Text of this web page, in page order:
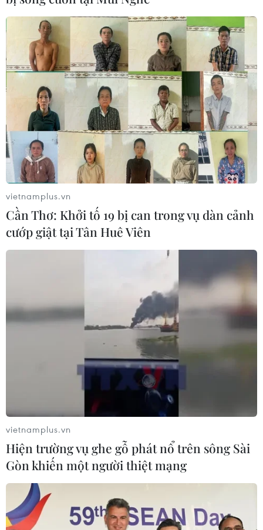
TIN CÙNG CHUYÊN MỤC
EU triển khai mạng vệ tinh riêng,
củng cố chủ quyền số
08/08/2026 04:15
vietnamplus.vn
Cần Thơ: Khởi tố 19 bị can trong vụ dàn cảnh
cướp giật tại Tân Huê Viên
vietnamplus.vn
Hiện trường vụ ghe gỗ phát nổ trên sông Sài
Gòn khiến một người thiệt mạng